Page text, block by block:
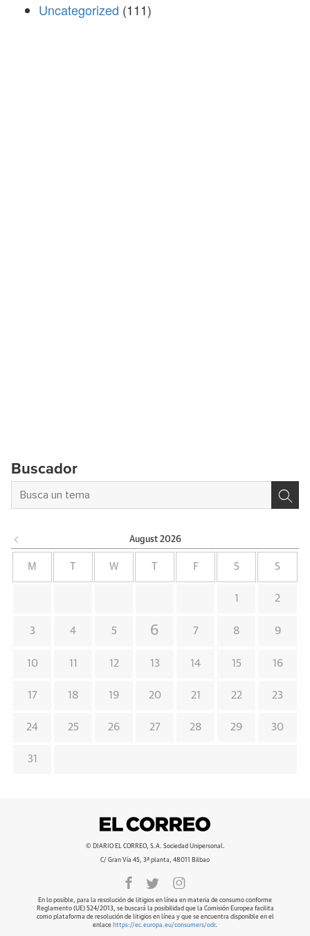
Uncategorized (111)
Buscador
August 2026
M W F S S
1 2
3 4 5 6 7 8 9
10 11 12 13 14 15 16
17 18 19 20 21 22 23
24 25 26 27 28 29 30
31
© DIARIO EL CORREO, S.A. Sociedad Unipersonal.
C/ Gran Vía 45, 3ª planta, 48011 Bilbao
En lo posible, para la resolución de litigios en línea en materia de consumo conforme
Reglamento (UE) 524/2013, se buscará la posibilidad que la Comisión Europea facilita
como plataforma de resolución de litigios en línea y que se encuentra disponible en el
enlace https://ec.europa.eu/consumers/odr.